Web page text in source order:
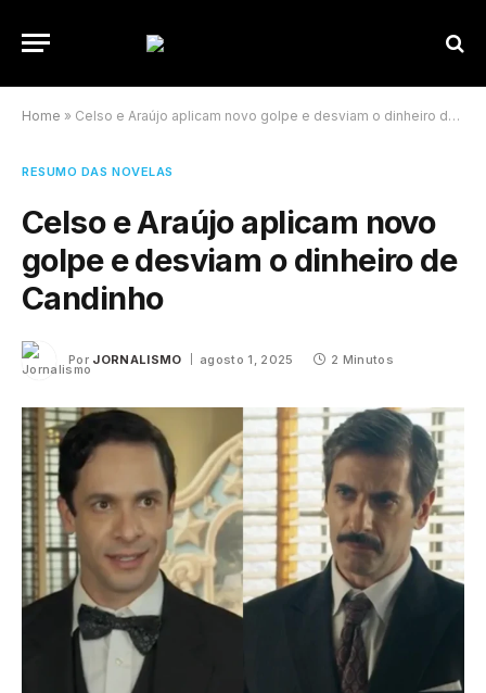
Home » Celso e Araújo aplicam novo golpe e desviam o dinheiro de Candinho
RESUMO DAS NOVELAS
Celso e Araújo aplicam novo
golpe e desviam o dinheiro de
Candinho
Por JORNALISMO agosto 1, 2025 2 Minutos